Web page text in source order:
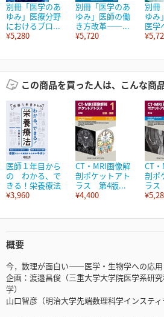
別冊「医学のあ
ゆみ」医療分野
におけるブロ...
¥5,280
別冊「医学のあ
ゆみ」医師の働
き方改革――...
¥5,720
別冊
ゆみ
医学
この商品を買った人は、こんな商
医師１年目から
の わかる、で
きる！栄養療法
¥3,960
CT・MRI画像解
剖ポケットアト
ラス 第4版...
¥4,400
CT
剖ポ
ラ
概要
今，数理が面白い――医学・生物学への応用
企画：渡邉昌俊（三重大学大学院医学系研
学）
山口智彦（明治大学先端数理科学インスティ